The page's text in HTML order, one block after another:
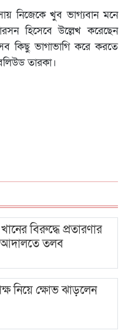
নিজেকে খুব ভাগ্যবান মনে
হিসেবে উল্লেখ করেছেন
সব কিছু ভাগাভাগি করে করতে
তারকা।
বিরুদ্ধে প্রতারণার
তলব
নিয়ে ক্ষোভ ঝাড়লেন